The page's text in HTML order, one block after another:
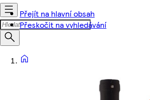
Přejít na hlavní obsah
Přeskočit na vyhledávání